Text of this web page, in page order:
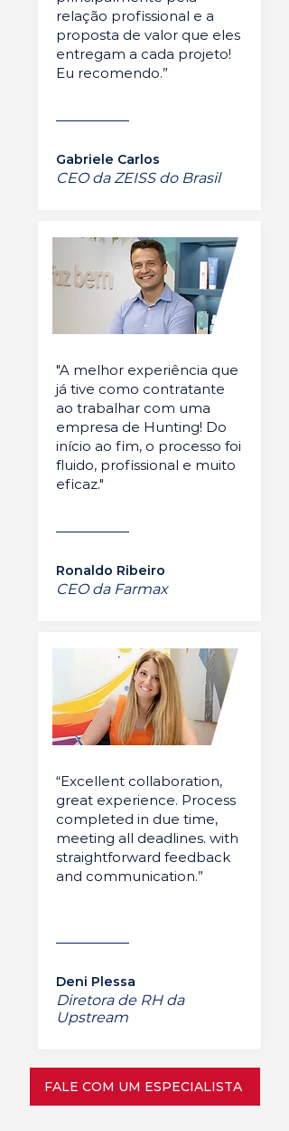
relação profissional e a
proposta de valor que eles
entregam a cada projeto!
Eu recomendo.”
Gabriele Carlos
CEO da ZEISS do Brasil
"A melhor experiência que
já tive como contratante
ao trabalhar com uma
empresa de Hunting! Do
início ao fim, o processo foi
fluido, profissional e muito
eficaz."
Ronaldo Ribeiro
CEO da Farmax
“Excellent collaboration,
great experience. Process
completed in due time,
meeting all deadlines. with
straightforward feedback
and communication.”
Deni Plessa
Diretora de RH da
Upstream
FALE COM UM ESPECIALISTA